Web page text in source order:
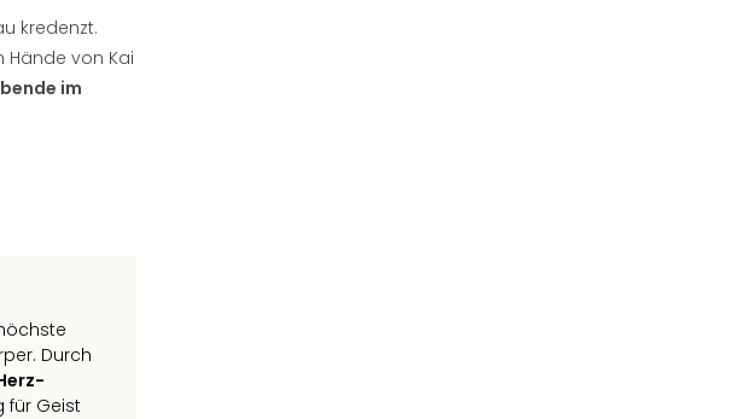
kredenzt.
von Kai
im
Durch
für Geist